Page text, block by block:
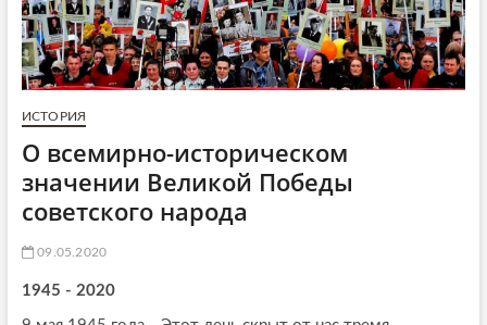
ИСТОРИЯ
О всемирно-историческом
значении Великой Победы
советского народа
09.05.2020
1945 - 2020